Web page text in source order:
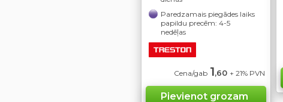
Paredzamais piegādes laiks
papildu precēm: 4-5
nedēļas
Cena/gab 1,60 + 21% PVN